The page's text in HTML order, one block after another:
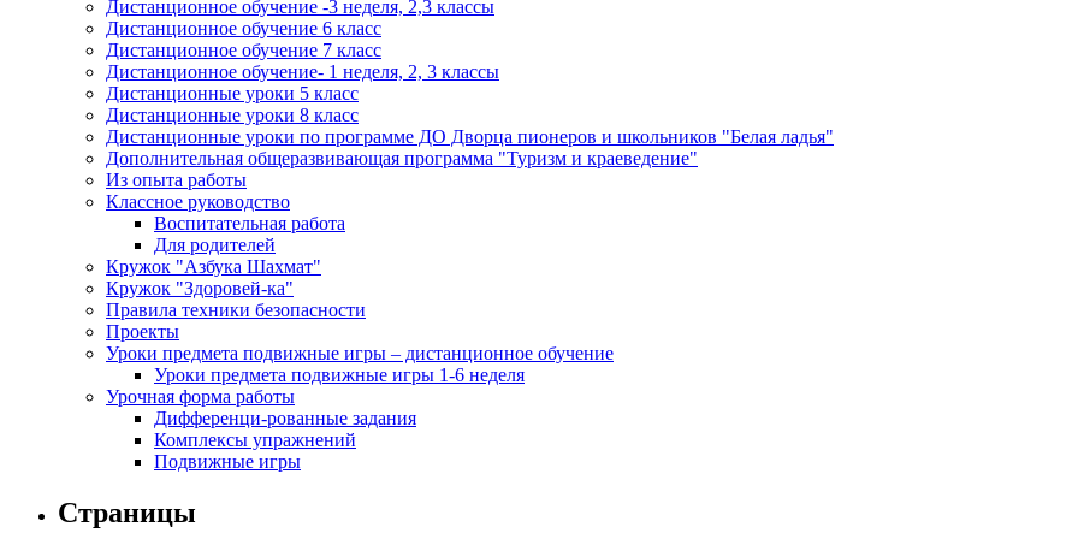
Дистанционное обучение -3 неделя, 2,3 классы
Дистанционное обучение 6 класс
Дистанционное обучение 7 класс
Дистанционное обучение- 1 неделя, 2, 3 классы
Дистанционные уроки 5 класс
Дистанционные уроки 8 класс
Дистанционные уроки по программе ДО Дворца пионеров и школьников "Белая ладья"
Дополнительная общеразвивающая программа "Туризм и краеведение"
Из опыта работы
Классное руководство
Воспитательная работа
Для родителей
Кружок "Азбука Шахмат"
Кружок "Здоровей-ка"
Правила техники безопасности
Проекты
Уроки предмета подвижные игры – дистанционное обучение
Уроки предмета подвижные игры 1-6 неделя
Урочная форма работы
Дифференци-рованные задания
Комплексы упражнений
Подвижные игры
Страницы